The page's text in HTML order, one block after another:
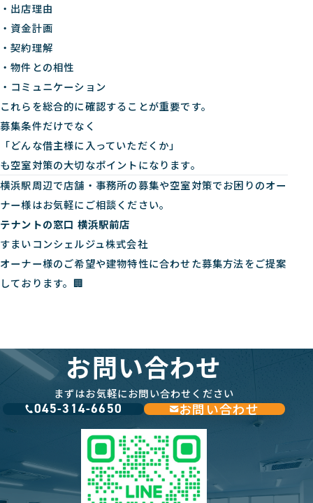
・出店理由
・資金計画
・契約理解
・物件との相性
・コミュニケーション
これらを総合的に確認することが重要です。
募集条件だけでなく
「どんな借主様に入っていただくか」
も空室対策の大切なポイントになります。
横浜駅周辺で店舗・事務所の募集や空室対策でお困りのオー
ナー様はお気軽にご相談ください。
テナントの窓口 横浜駅前店
すまいコンシェルジュ株式会社
オーナー様のご希望や建物特性に合わせた募集方法をご提案
しております。🏢
お問い合わせ
まずはお気軽にお問い合わせください
045-314-6650 お問い合わせ